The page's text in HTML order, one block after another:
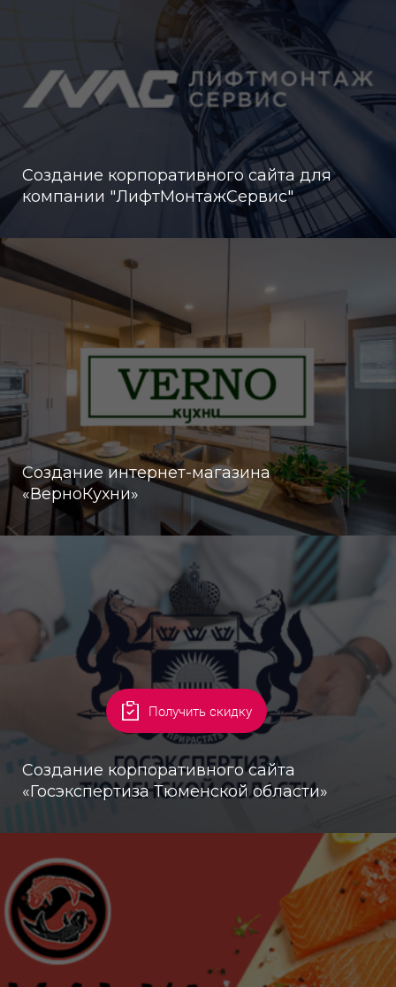
Создание корпоративного сайта для
компании "ЛифтМонтажСервис"
Создание интернет-магазина
«ВерноКухни»
Создание корпоративного сайта
«Госэкспертиза Тюменской области»
Получить скидку